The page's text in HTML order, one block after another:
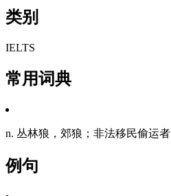
类别
IELTS
常用词典
n. 丛林狼，郊狼；非法移民偷运者
例句